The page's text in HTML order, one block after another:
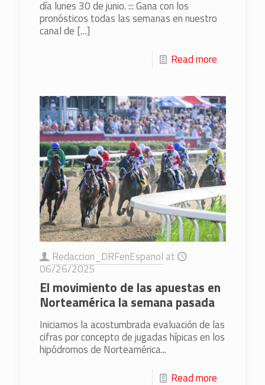
día lunes 30 de junio. ::: Gana con los
pronósticos todas las semanas en nuestro
canal de […]
Read more
Redaccion_DRFenEspanol at
06/26/2025
El movimiento de las apuestas en
Norteamérica la semana pasada
Iniciamos la acostumbrada evaluación de las
cifras por concepto de jugadas hípicas en los
hipódromos de Norteamérica...
Read more